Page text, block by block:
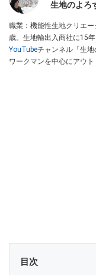
生地のよろ
職業：機能性生地クリエーター 機能性生地をこよなく愛し
歳。生地輸出入商社に15
YouTubeチャンネル「生地
ワークマンを中心にアウ
目次